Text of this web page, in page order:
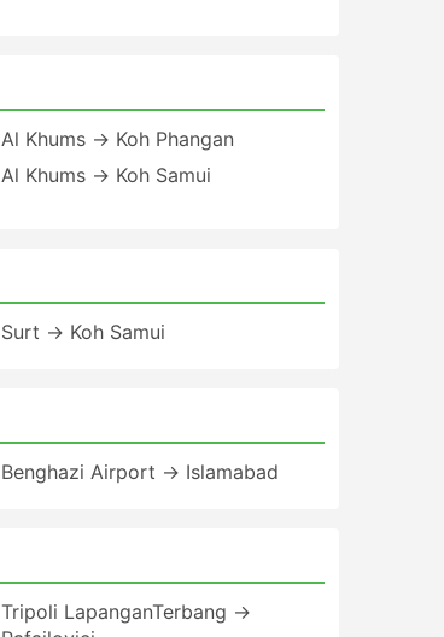
Al Khums → Koh Phangan
Al Khums → Koh Samui
Surt → Koh Samui
Benghazi Airport → Islamabad
Tripoli LapanganTerbang →